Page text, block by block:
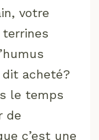
votre
terrines
dit acheté?
le temps
de
c’est une